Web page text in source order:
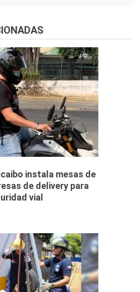
instala mesas de
de delivery para
vial